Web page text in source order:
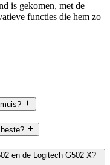
is gekomen, met de
functies die hem zo
en de Logitech G502 X?